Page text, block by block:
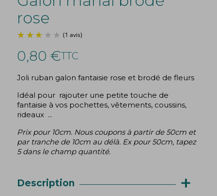
rose
(1 avis)
0,80 €TTC
Joli ruban galon fantaisie rose et brodé de fleurs
Idéal pour rajouter une petite touche de
fantaisie à vos pochettes, vêtements, coussins,
rideaux ...
Prix pour 10cm. Nous coupons à partir de 50cm et
par tranche de 10cm au délà. Ex pour 50cm, tapez
5 dans le champ quantité.
Description +